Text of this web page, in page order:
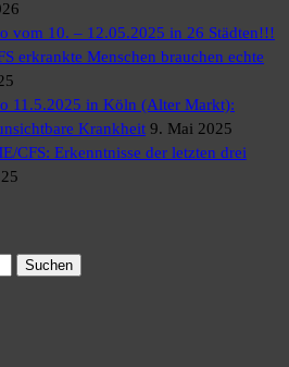
vom 10. – 12.05.2025 in 26 Städten!!!
erkrankte Menschen brauchen echte
11.5.2025 in Köln (Alter Markt):
Krankheit 9. Mai 2025
CFS: Erkenntnisse der letzten drei